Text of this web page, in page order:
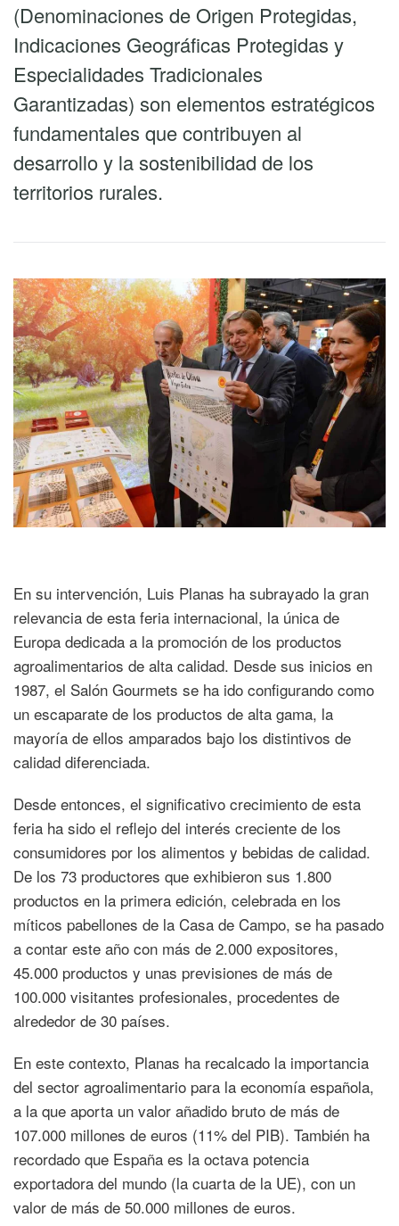
(Denominaciones de Origen Protegidas,
Indicaciones Geográficas Protegidas y
Especialidades Tradicionales
Garantizadas) son elementos estratégicos
fundamentales que contribuyen al
desarrollo y la sostenibilidad de los
territorios rurales.
En su intervención, Luis Planas ha subrayado la gran
relevancia de esta feria internacional, la única de
Europa dedicada a la promoción de los productos
agroalimentarios de alta calidad. Desde sus inicios en
1987, el Salón Gourmets se ha ido configurando como
un escaparate de los productos de alta gama, la
mayoría de ellos amparados bajo los distintivos de
calidad diferenciada.
Desde entonces, el significativo crecimiento de esta
feria ha sido el reflejo del interés creciente de los
consumidores por los alimentos y bebidas de calidad.
De los 73 productores que exhibieron sus 1.800
productos en la primera edición, celebrada en los
míticos pabellones de la Casa de Campo, se ha pasado
a contar este año con más de 2.000 expositores,
45.000 productos y unas previsiones de más de
100.000 visitantes profesionales, procedentes de
alrededor de 30 países.
En este contexto, Planas ha recalcado la importancia
del sector agroalimentario para la economía española,
a la que aporta un valor añadido bruto de más de
107.000 millones de euros (11% del PIB). También ha
recordado que España es la octava potencia
exportadora del mundo (la cuarta de la UE), con un
valor de más de 50.000 millones de euros.